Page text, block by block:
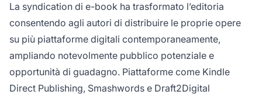
La syndication di e-book ha trasformato l’editoria
consentendo agli autori di distribuire le proprie opere
su più piattaforme digitali contemporaneamente,
ampliando notevolmente pubblico potenziale e
opportunità di guadagno. Piattaforme come Kindle
Direct Publishing, Smashwords e Draft2Digital